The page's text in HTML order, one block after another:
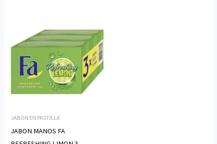
JABON EN PASTILLA
JABON MANOS FA